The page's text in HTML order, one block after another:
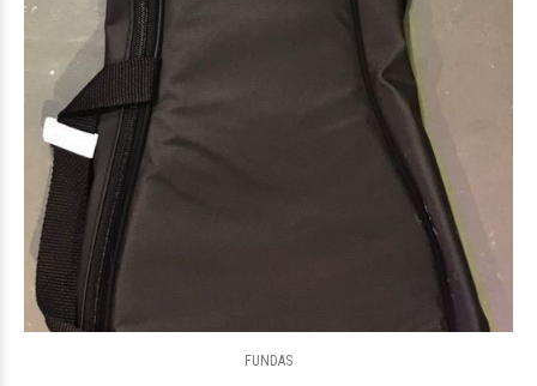
FUNDAS